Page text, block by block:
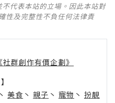
代表本站的立場。因此本站對
性及完整性不負任何法律責
群創作有價企劃》
丶 美食 丶 親子 丶 寵物 丶 扮靚